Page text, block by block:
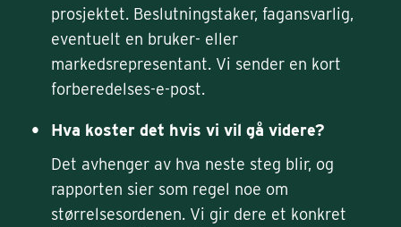
prosjektet. Beslutningstaker, fagansvarlig,
eventuelt en bruker- eller
markedsrepresentant. Vi sender en kort
forberedelses-e-post.
Hva koster det hvis vi vil gå videre?
Det avhenger av hva neste steg blir, og
rapporten sier som regel noe om
størrelsesordenen. Vi gir dere et konkret